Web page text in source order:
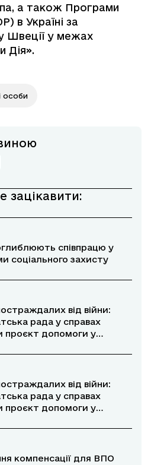
а також Програми
в Україні за
Швеції у межах
Дія».
особи
зацікавити:
співпрацю у
соціального захисту
від війни:
рада у справах
проєкт допомоги у
від війни:
рада у справах
проєкт допомоги у
компенсації для ВПО